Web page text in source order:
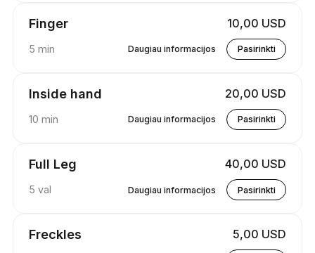
Finger 10,00 USD
5 min Daugiau informacijos Pasirinkti
Inside hand 20,00 USD
10 min Daugiau informacijos Pasirinkti
Full Leg 40,00 USD
5 val Daugiau informacijos Pasirinkti
Freckles 5,00 USD